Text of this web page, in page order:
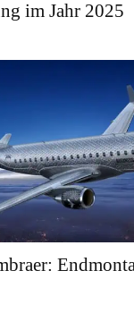
im Jahr 2025